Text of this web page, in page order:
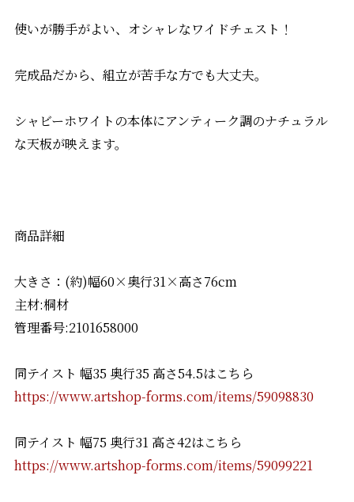
使いが勝手がよい、オシャレなワイドチェスト！
完成品だから、組立が苦手な方でも大丈夫。
シャビーホワイトの本体にアンティーク調のナチュラル
な天板が映えます。
商品詳細
大きさ：(約)幅60×奥行31×高さ76cm
主材:桐材
管理番号:2101658000
同テイスト 幅35 奥行35 高さ54.5はこちら
https://www.artshop-forms.com/items/59098830
同テイスト 幅75 奥行31 高さ42はこちら
https://www.artshop-forms.com/items/59099221